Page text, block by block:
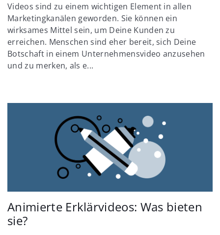
Videos sind zu einem wichtigen Element in allen
Marketingkanälen geworden. Sie können ein
wirksames Mittel sein, um Deine Kunden zu
erreichen. Menschen sind eher bereit, sich Deine
Botschaft in einem Unternehmensvideo anzusehen
und zu merken, als e...
Animierte Erklärvideos: Was bieten
sie?